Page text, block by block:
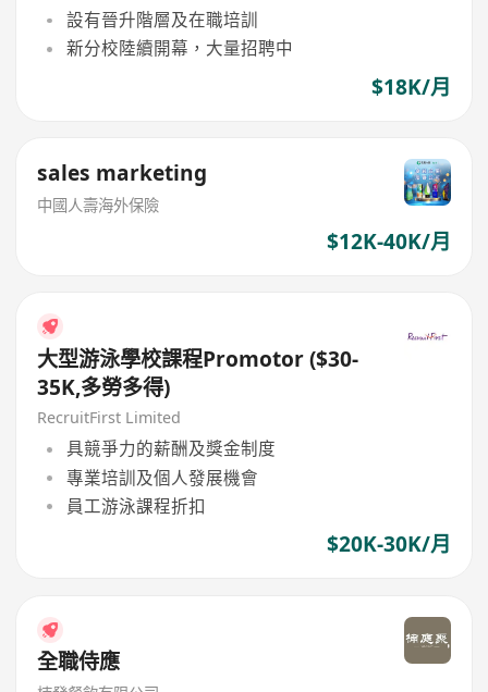
設有晉升階層及在職培訓
新分校陸續開幕，大量招聘中
$18K/月
sales marketing
中國人壽海外保險
$12K-40K/月
大型游泳學校課程Promotor ($30-
35K,多勞多得)
RecruitFirst Limited
具競爭力的薪酬及獎金制度
專業培訓及個人發展機會
員工游泳課程折扣
$20K-30K/月
全職侍應